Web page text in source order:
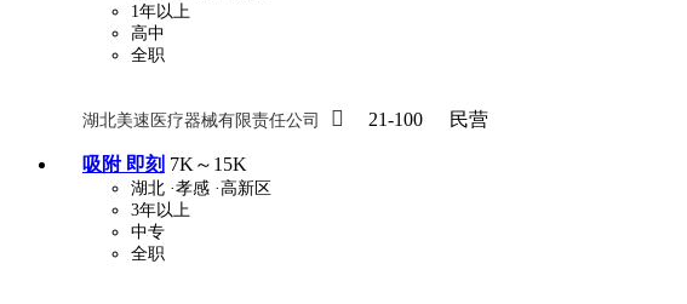
法定节假日三薪
8小时工作制 周末双休 职称晋升
安排进修 科研启动金
关怀与福利
1年以上
高中
全职
湖北美速医疗器械有限责任公司  21-100
民营
吸附 即刻 7K～15K
湖北 ·孝感 ·高新区
3年以上
中专
全职